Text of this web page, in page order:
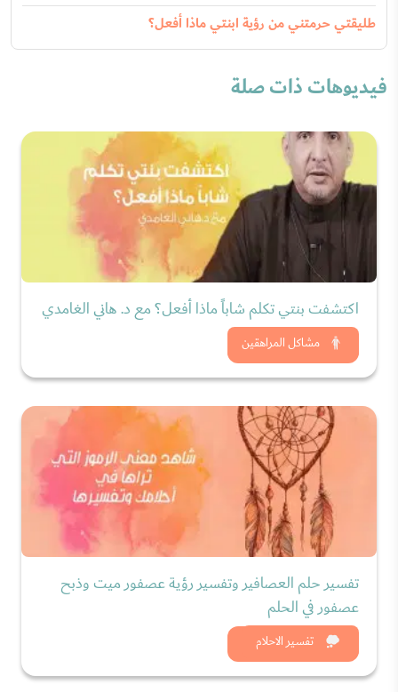
طليقتي حرمتني من رؤية ابنتي ماذا أفعل؟
فيديوهات ذات صلة
مشاكل المراهقين
اكتشفت بنتي تكلم شاباً ماذا أفعل؟ مع د. هاني الغامدي
شاهد الان
تفسير الاحلام
تفسير حلم العصافير وتفسير رؤية عصفور ميت وذبح
عصفور في الحلم
شاهد الان